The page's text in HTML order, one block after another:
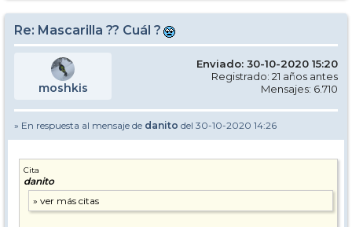
Re: Mascarilla ?? Cuál ?
moshkis
Enviado: 30-10-2020 15:20
Registrado: 21 años antes
Mensajes: 6.710
» En respuesta al mensaje de danito del 30-10-2020 14:26
Cita
danito